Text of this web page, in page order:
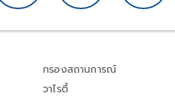
กรองสถานการณ์
วาไรตี้